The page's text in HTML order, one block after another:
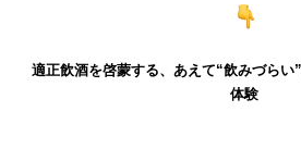
適正飲酒を啓蒙する、あえて“飲みづらい
体験